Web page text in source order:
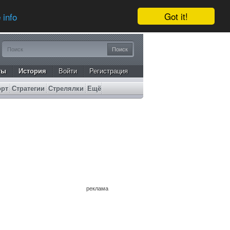
Got it!
info
История Войти Регистрация
Стратегии Стрелялки Ещё
реклама